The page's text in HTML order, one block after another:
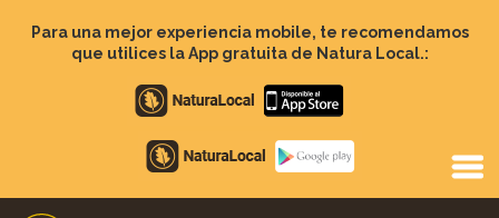
contenido
Para una mejor experiencia mobile, te recomendamos
que utilices la App gratuita de Natura Local.:
Apple
store
Google
Play